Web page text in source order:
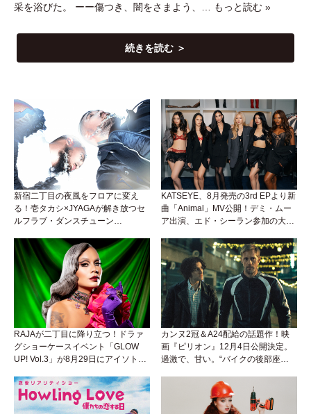
采を浴びた。 ーー傷つき、闇をさまよう、…
もっと読む »
続きを読む ＞
新宿二丁目の夜風をフロアに変え
る！壱タカシ×JYAGAが解き放つセ
ルフラブ・ダンスチューン
KATSEYE、8月発売の3rd EPより新
曲「Animal」MV公開！デミ・ムー
ア出演、エド・シーラン参加の大胆
RAJAが二丁目に降り立つ！ドラァ
グショーケースイベント「GLOW
UP! Vol.3」が8月29日にアイソトー
カンヌ2冠＆A24配給の話題作！映
画『ピリオン』12月4日公開決定。
過激で、甘い。“バイクの後部座